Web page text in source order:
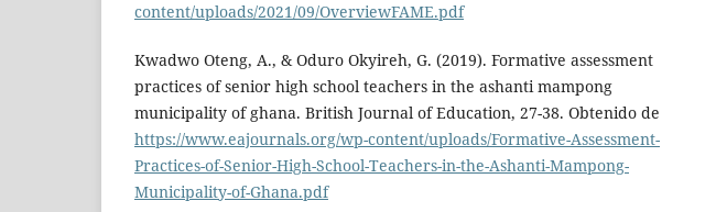
content/uploads/2021/09/OverviewFAME.pdf
Kwadwo Oteng, A., & Oduro Okyireh, G. (2019). Formative assessment
practices of senior high school teachers in the ashanti mampong
municipality of ghana. British Journal of Education, 27-38. Obtenido de
https://www.eajournals.org/wp-content/uploads/Formative-Assessment-
Practices-of-Senior-High-School-Teachers-in-the-Ashanti-Mampong-
Municipality-of-Ghana.pdf